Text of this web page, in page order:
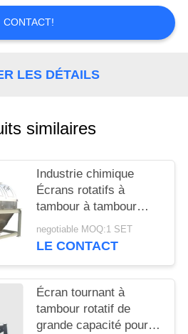
CONTACT!
LES DÉTAILS
similaires
Industrie chimique
Écrans rotatifs à
tambour à tambour
rotatifs
negotiable MOQ:1 SET
LE CONTACT
Écran tournant à
tambour rotatif de
grande capacité pour